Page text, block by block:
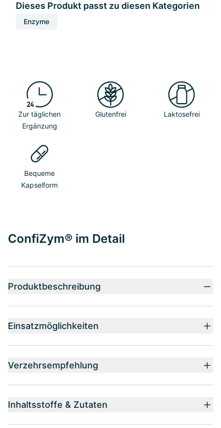
Dieses Produkt passt zu diesen Kategorien
Enzyme
Zur täglichen
Ergänzung
Glutenfrei Laktosefrei
Bequeme
Kapselform
ConfiZym® im Detail
Produktbeschreibung
Einsatzmöglichkeiten
Verzehrsempfehlung
Inhaltsstoffe & Zutaten